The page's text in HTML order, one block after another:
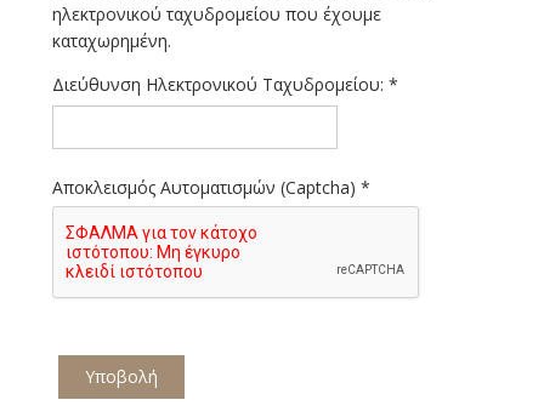
ηλεκτρονικού ταχυδρομείου που έχουμε
καταχωρημένη.
Διεύθυνση Ηλεκτρονικού Ταχυδρομείου: *
Αποκλεισμός Αυτοματισμών (Captcha) *
Υποβολή